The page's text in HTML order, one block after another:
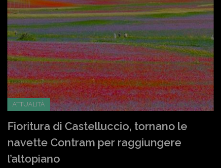
ATTUALITÀ
Fioritura di Castelluccio, tornano le
navette Contram per raggiungere
l’altopiano